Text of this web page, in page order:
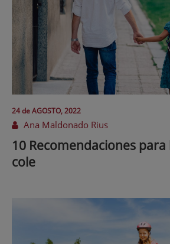
24 deAGOSTO, 2022
Ana Maldonado Rius
10 Recomendaciones para
cole